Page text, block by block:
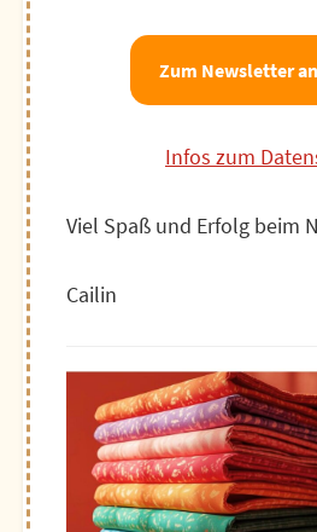
Zum Newsletter
Infos zum
Viel Spaß und Erfolg beim
Cailin